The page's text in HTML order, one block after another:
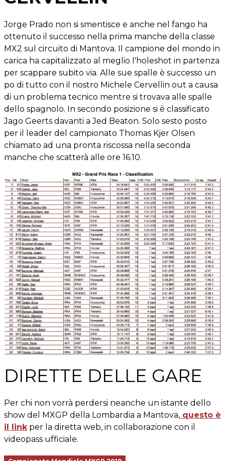
Jorge Prado non si smentisce e anche nel fango ha
ottenuto il successo nella prima manche della classe
MX2 sul circuito di Mantova. Il campione del mondo in
carica ha capitalizzato al meglio l'holeshot in partenza
per scappare subito via. Alle sue spalle è successo un
po di tutto con il nostro Michele Cervellin out a causa
di un problema tecnico mentre si trovava alle spalle
dello spagnolo. In secondo posizione si è classificato
Jago Geerts davanti a Jed Beaton. Solo sesto posto
per il leader del campionato Thomas Kjer Olsen
chiamato ad una pronta riscossa nella seconda
manche che scatterà alle ore 16.10.
DIRETTE DELLE GARE
Per chi non vorrà perdersi neanche un istante dello
show del MXGP della Lombardia a Mantova, questo è
il linkper la diretta web, in collaborazione con il
videopass ufficiale.